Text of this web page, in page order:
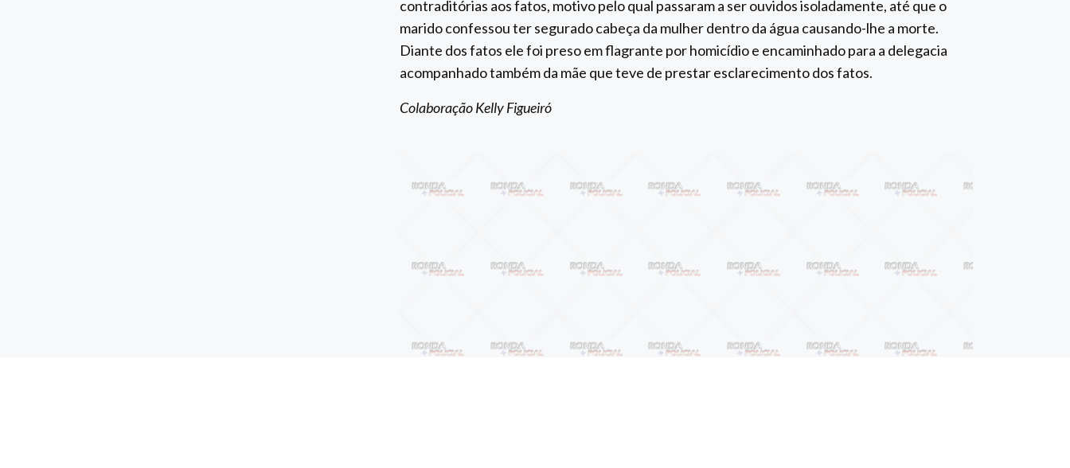
contraditórias aos fatos, motivo pelo qual passaram a ser ouvidos isoladamente, até que o
marido confessou ter segurado cabeça da mulher dentro da água causando-lhe a morte.
Diante dos fatos ele foi preso em flagrante por homicídio e encaminhado para a delegacia
acompanhado também da mãe que teve de prestar esclarecimento dos fatos.
Colaboração Kelly Figueiró